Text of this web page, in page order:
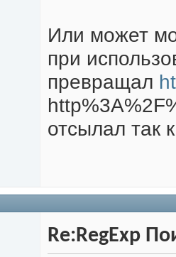
Или может
при
превращал
отсылал так
Re:RegExp